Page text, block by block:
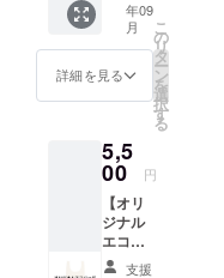
す。持続可
能な社会を
めに私たち
善の行動・
選択肢は何
か、考える
きっかけに
なればと活
動していま
種類
セット
でご指
定の住
所にお
送りし
ステッ
カー 本
体サイ
ズ 横×
縦:約
50mm×
50mm
年09
月
詳細を見る
こ
の
リ
タ
ー
ン
を
選
択
す
る
5,5
00 円
【オリ
ジナル
エコ
バッ支援